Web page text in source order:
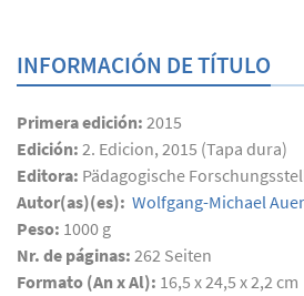
INFORMACIÓN DE TÍTULO
Primera edición: 2015
Edición: 2. Edicion, 2015 (Tapa dura)
Editora: Pädagogische
Autor(as)(es): Wolfgang-Michael Auer
Peso: 1000 g
Nr. de páginas: 262 Seiten
Formato (An x Al): 16,5 x 24,5 x 2,2 cm